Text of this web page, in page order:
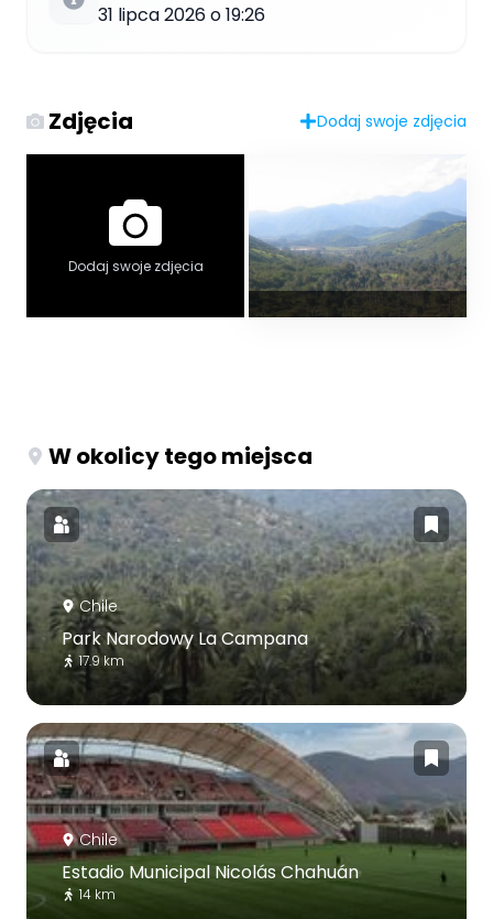
31 lipca 2026 o 19:26
Zdjęcia Dodaj swoje zdjęcia
Dodaj swoje zdjęcia
W okolicy tego miejsca
Chile
Park Narodowy La Campana
17.9 km
Chile
Estadio Municipal Nicolás Chahuán
14 km